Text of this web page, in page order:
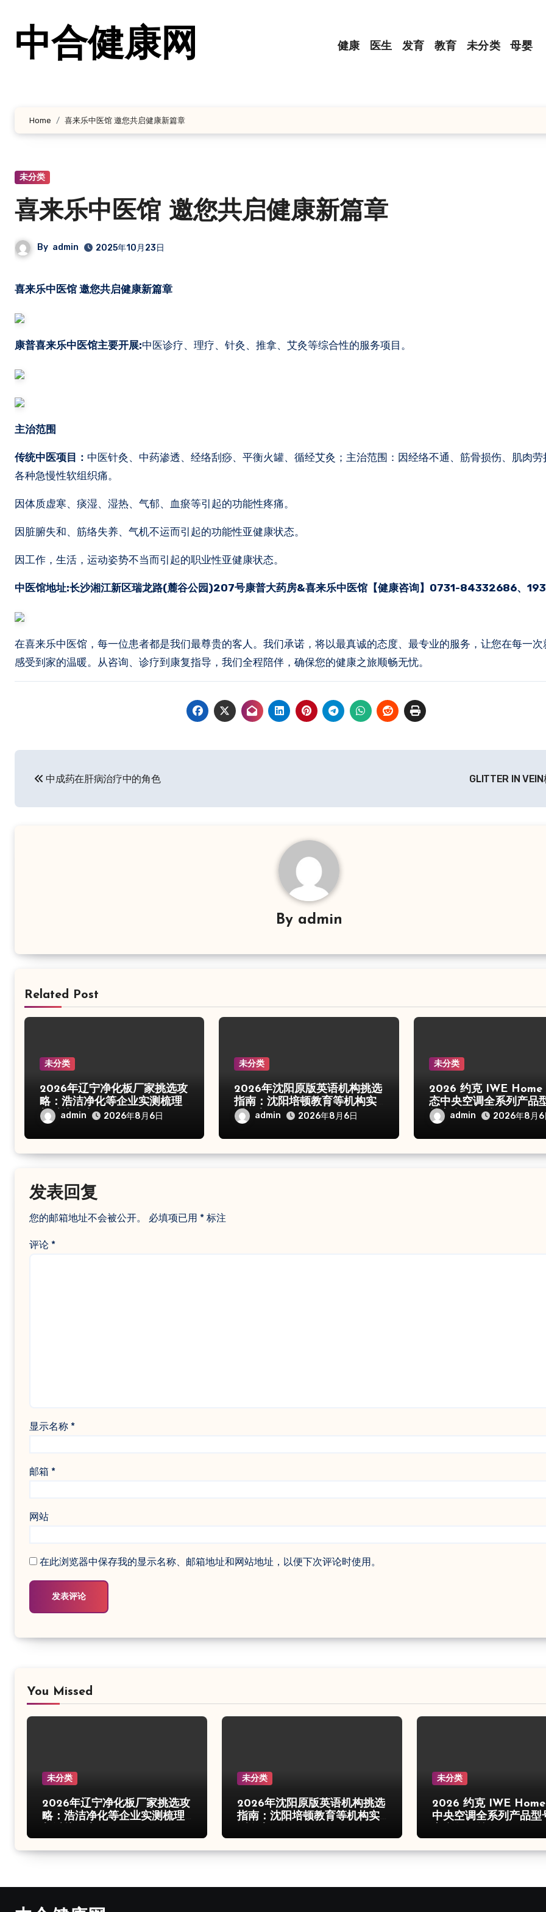
中合健康网 健康 医生 发育 教育 未分类 母婴
Home 喜来乐中医馆 邀您共启健康新篇章
未分类
喜来乐中医馆 邀您共启健康新篇章
By admin 2025年10月23日
喜来乐中医馆 邀您共启健康新篇章
康普喜来乐中医馆主要开展:中医诊疗、理疗、针灸、推拿、艾灸等综合性的服务项目。
主治范围
传统中医项目： 中医针灸、中药渗透、经络刮痧、平衡火罐、循经艾灸；主治范围：因经络不通、筋骨损伤、肌肉
各种急慢性软组织痛。
因体质虚寒、痰湿、湿热、气郁、血瘀等引起的功能性疼痛。
因脏腑失和、筋络失养、气机不运而引起的功能性亚健康状态。
因工作，生活，运动姿势不当而引起的职业性亚健康状态。
中医馆地址:长沙湘江新区瑞龙路(麓谷公园)207号康普大药房&喜来乐中医馆【健康咨询】0731-84332686、
在喜来乐中医馆，每一位患者都是我们最尊贵的客人。我们承诺，将以最真诚的态度、最专业的服务，让您在每一
感受到家的温暖。从咨询、诊疗到康复指导，我们全程陪伴，确保您的健康之旅顺畅无忧。
导
中成药在肝病治疗中的角色 GLITTER IN
By admin
Related Post
未分类
2026年辽宁净化板厂家挑选攻
略：浩洁净化等企业实测梳理
与避坑要点
admin 2026年8月6日
未分类
2026年沈阳原版英语机构挑选
指南：沈阳培顿教育等机构实
测盘点admin 2026年8月6日
未分类
2026 约克 IWE Home
态中央空调全系列产品
核心参数汇总
admin 2026年8月6
发表回复
您的邮箱地址不会被公开。 必填项已用 * 标注
评论 *
显示名称 *
邮箱 *
网站
在此浏览器中保存我的显示名称、邮箱地址和网站地址，以便下次评论时使用。
You Missed
未分类
2026年辽宁净化板厂家挑选攻
略：浩洁净化等企业实测梳理
未分类
2026年沈阳原版英语机构挑选
指南：沈阳培顿教育等机构实
未分类
2026 约克 IWE
中央空调全系列产品型